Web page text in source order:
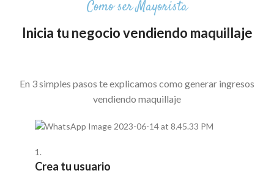
Como ser Mayorista
Inicia tu negocio vendiendo maquillaje
En 3 simples pasos te explicamos como generar ingresos
vendiendo maquillaje
1.
Crea tu usuario